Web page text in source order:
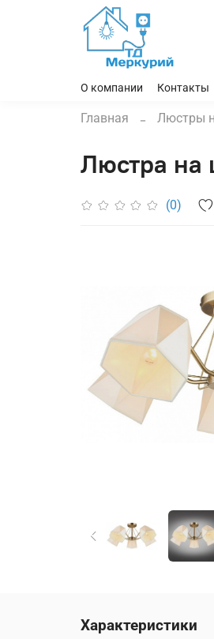
О компании Контакты
Главная Люстры
Люстра на
(0)
Характеристики